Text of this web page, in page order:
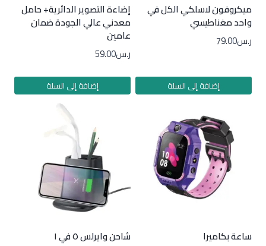
ميكروفون لاسلكي الكل في
واحد مغناطيسي
ر.س79.00
إضافة إلى السلة
إضاءة التصوير الدائرية+ حامل
معدني عالي الجودة ضمان
عامين
ر.س59.00
إضافة إلى السلة
ساعة بكاميرا شاحن وايرلس ٥ في ١